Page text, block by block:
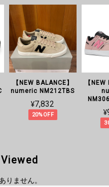
】
【NEW BALANCE】
numeric NM212TBS
¥7,832
20%OFF
【
りません。